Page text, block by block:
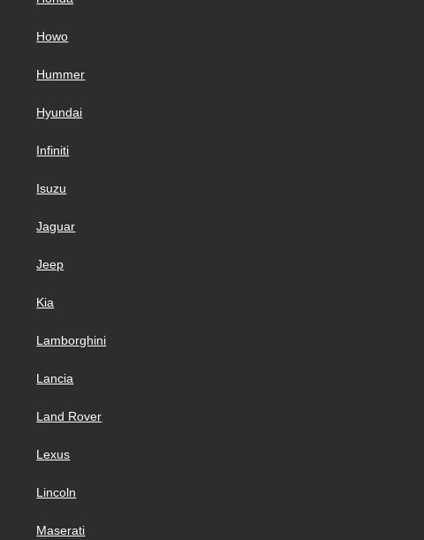
Howo
Hummer
Hyundai
Infiniti
Isuzu
Jaguar
Jeep
Kia
Lamborghini
Lancia
Land Rover
Lexus
Lincoln
Maserati